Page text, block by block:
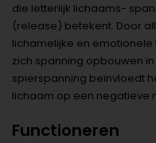
die letterlijk lichaams-
(release) betekent. Door
lichamelijke en
zich spanning opbouwen
spierspanning beïnvloedt
lichaam op een negatieve
Functioneren